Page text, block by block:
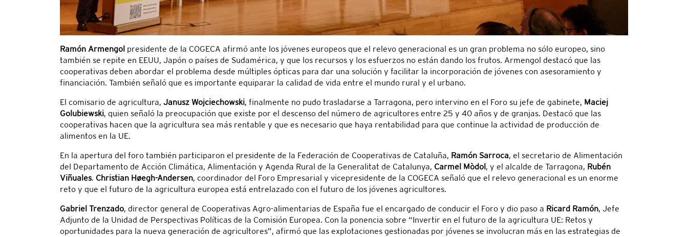
Ramón Armengol presidente de la COGECA afirmó ante los jóvenes europeos que el relevo generacional es un gran problema no sólo europeo, sino
también se repite en EEUU, Japón o países de Sudamérica, y que los recursos y los esfuerzos no están dando los frutos. Armengol destacó que las
cooperativas deben abordar el problema desde múltiples ópticas para dar una solución y facilitar la incorporación de jóvenes con asesoramiento y
financiación. También señaló que es importante equiparar la calidad de vida entre el mundo rural y el urbano.
El comisario de agricultura, Janusz Wojciechowski, finalmente no pudo trasladarse a Tarragona, pero intervino en el Foro su jefe de gabinete, Maciej
Golubiewski, quien señaló la preocupación que existe por el descenso del número de agricultores entre 25 y 40 años y de granjas. Destacó que las
cooperativas hacen que la agricultura sea más rentable y que es necesario que haya rentabilidad para que continue la actividad de producción de
alimentos en la UE.
En la apertura del foro también participaron el presidente de la Federación de Cooperativas de Cataluña, Ramón Sarroca, el secretario de Alimentación
del Departamento de Acción Climática, Alimentación y Agenda Rural de la Generalitat de Catalunya, Carmel Mòdol , y el alcalde de Tarragona, Rubén
Viñuales. Christian Høegh-Andersen, coordinador del Foro Empresarial y vicepresidente de la COGECA señaló que el relevo generacional es un enorme
reto y que el futuro de la agricultura europea está entrelazado con el futuro de los jóvenes agricultores.
Gabriel Trenzado, director general de Cooperativas Agro-alimentarias de España fue el encargado de conducir el Foro y dio paso a Ricard Ramón, Jefe
Adjunto de la Unidad de Perspectivas Políticas de la Comisión Europea. Con la ponencia sobre “Invertir en el futuro de la agricultura UE: Retos y
oportunidades para la nueva generación de agricultores”, afirmó que las explotaciones gestionadas por jóvenes se involucran más en las estrategias de